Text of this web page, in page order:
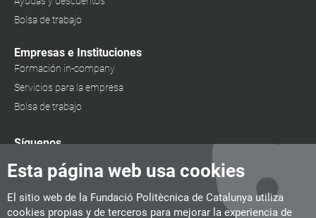
Esta página web usa cookies
El sitio web de la Fundació Politècnica de Catalunya utiliza
cookies propias y de terceros para mejorar la experiencia de
Bolsa de trabajo
Empresas e Instituciones
Formación in-company
Servicios para la empresa
Bolsa de trabajo
Síguenos